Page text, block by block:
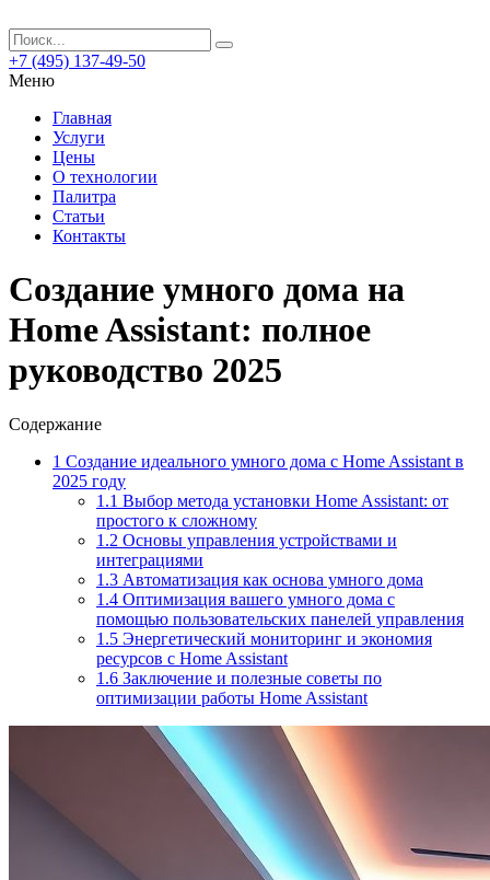
+7 (495) 137-49-50
Меню
Главная
Услуги
Цены
О технологии
Палитра
Статьи
Контакты
Создание умного дома на
Home Assistant: полное
руководство 2025
Содержание
1 Создание идеального умного дома с Home Assistant в
2025 году
1.1 Выбор метода установки Home Assistant: от
простого к сложному
1.2 Основы управления устройствами и
интеграциями
1.3 Автоматизация как основа умного дома
1.4 Оптимизация вашего умного дома с
помощью пользовательских панелей управления
1.5 Энергетический мониторинг и экономия
ресурсов с Home Assistant
1.6 Заключение и полезные советы по
оптимизации работы Home Assistant